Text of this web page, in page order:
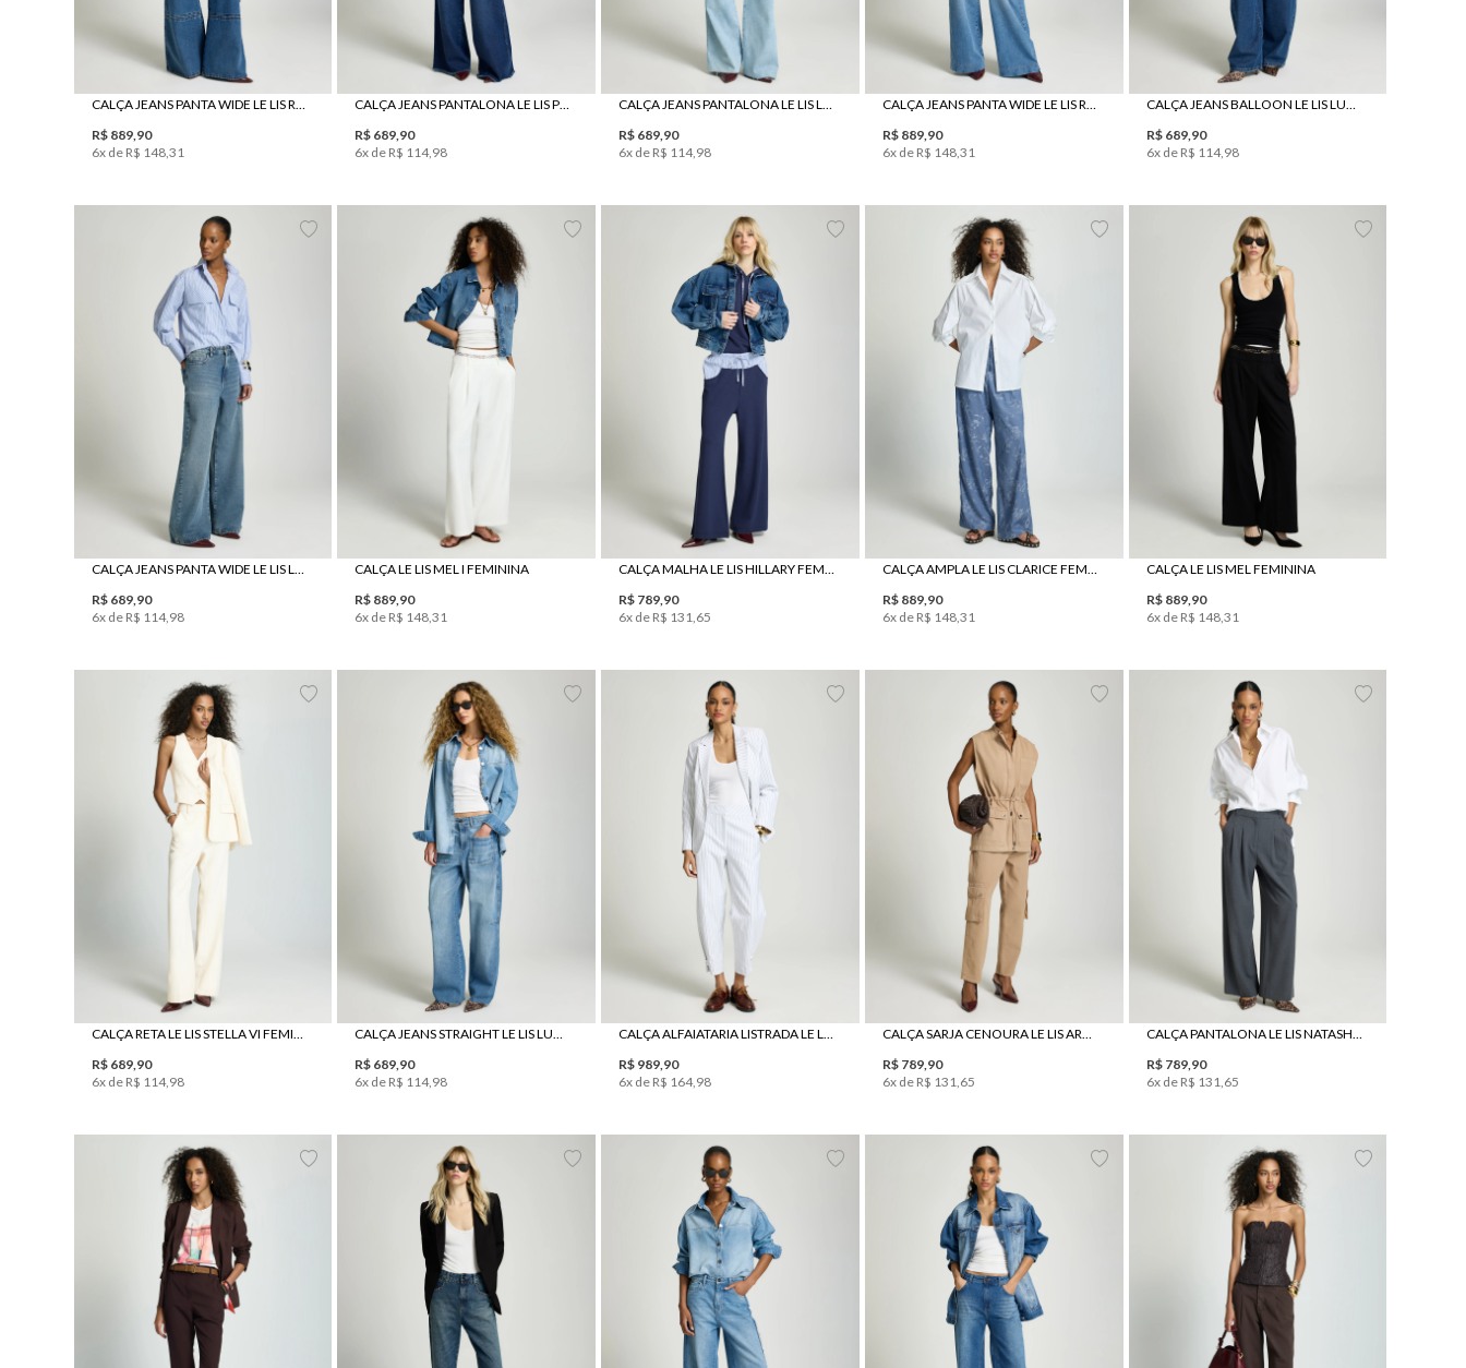
CALÇA JEANS PANTA WIDE LE LIS RORY FEMININA
R$ 889, 90
6x de R$ 148, 31
CALÇA JEANS PANTALONA LE LIS PILAR FEMININA
R$ 689 90
6x de R$ 114, 98
CALÇA JEANS PANTALONA LE LIS LORNA FEMININA
R$ 689 90
6x de R$ 114, 98
CALÇA JEANS PANTA WIDE LE LIS RENATA FEMININA
R$ 889, 90
6x de R$ 148, 31
CALÇA JEANS BALLOON LE LIS LUCY FEMININA
R$ 689, 90
6x de R$ 114, 98
34 36 38
CALÇA JEANS PANTA WIDE LE LIS LARA FEMININA
R$ 689, 90
6x de R$ 114, 98
34 36 38
CALÇA LE LIS MEL I FEMININA
R$ 889 90
6x de R$ 148 ,31
PP
CALÇA MALHA LE LIS HILLARY FEMININA
R$ 789 90
6x de R$ 131 65
PP P
CALÇA AMPLA LE LIS CLARICE FEMININA
R$ 889, 90
6x de R$ 148, 31
34 36 38
CALÇA LE LIS MEL FEMININA
R$ 889, 90
6x de R$ 148, 31
34 36 38
CALÇA RETA LE LIS STELLA VI FEMININA
R$ 689, 90
6x de R$ 114, 98
34 36 38
CALÇA JEANS STRAIGHT LE LIS LUCILA FEMININA
R$ 689 90
6x de R$ 114, 98
34 36 38
CALÇA ALFAIATARIA LISTRADA LE LIS MARIANA FEMININA
R$ 989 90
6x de R$ 164, 98
34 36 38
CALÇA SARJA CENOURA LE LIS ARAMINTA FEMININA
R$ 789, 90
6x de R$ 131 65
34 36 38
CALÇA PANTALONA LE LIS NATASHA FEMININA
R$ 789, 90
6x de R$ 131 65
34 36 38 34 36 38 34 36 38 34 36 40 34 36